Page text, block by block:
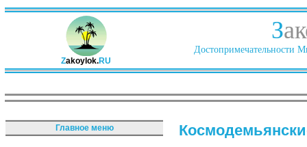
Zakoylok.RU
З
Достопримечательности
Главное меню